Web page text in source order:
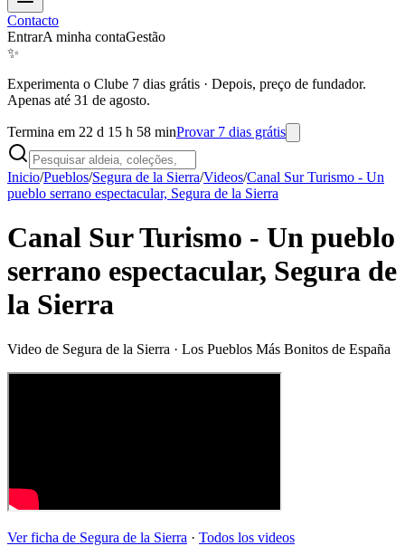
Contacto
EntrarA minha contaGestão
✨
Experimenta o Clube 7 dias grátis · Depois, preço de fundador.
Apenas até 31 de agosto.
Termina em 22 d 15 h 58 minProvar 7 dias grátis
Inicio/Pueblos/Segura de la Sierra/Videos/Canal Sur Turismo - Un
pueblo serrano espectacular, Segura de la Sierra
Canal Sur Turismo - Un pueblo
serrano espectacular, Segura de
la Sierra
Video de Segura de la Sierra · Los Pueblos Más Bonitos de España
Ver ficha de Segura de la Sierra · Todos los videos